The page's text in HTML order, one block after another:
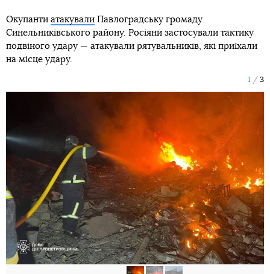
Окупанти атакували Павлоградську громаду
Синельниківського району. Росіяни застосували тактику
подвіного удару — атакували рятувальників, які приїхали
на місце удару.
1 3